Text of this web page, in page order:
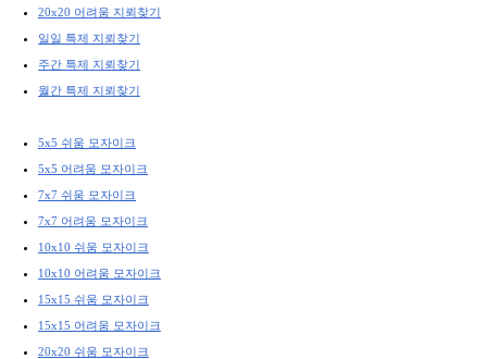
20x20 어려움 지뢰찾기
일일 특제 지뢰찾기
주간 특제 지뢰찾기
월간 특제 지뢰찾기
5x5 쉬움 모자이크
5x5 어려움 모자이크
7x7 쉬움 모자이크
7x7 어려움 모자이크
10x10 쉬움 모자이크
10x10 어려움 모자이크
15x15 쉬움 모자이크
15x15 어려움 모자이크
20x20 쉬움 모자이크